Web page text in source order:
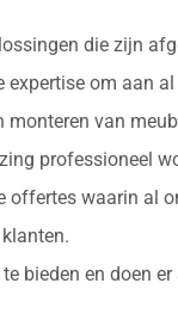
die zijn
om aan
van
professioneel
waarin al
bieden en doen